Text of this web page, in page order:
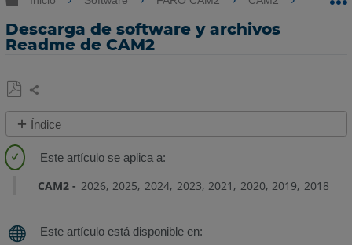
Descarga de software y archivos
Readme de CAM2
Guardar
como
PDF
Compartir
Índice
de
Descarga
CAM2 2026 2025 2024 2023 2021 2020 2019 2018